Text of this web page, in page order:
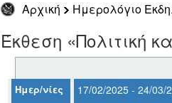
Αρχική Ημερολόγιο
Έκθεση «Πολιτική
Ημερ/νίες 17/02/2025 - 24/